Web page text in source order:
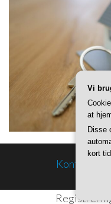
Kontakt og
Vi
at
Disse
kort